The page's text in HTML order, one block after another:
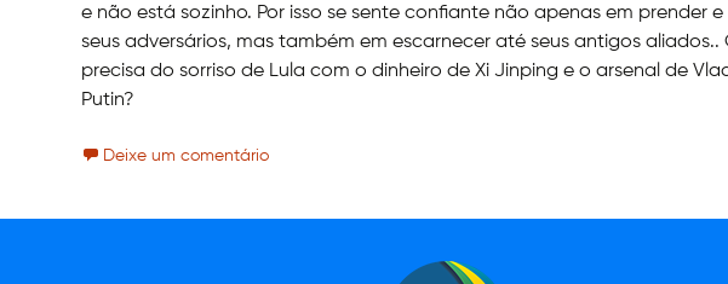
e não está sozinho. Por isso se sente confiante não apenas em prender e
seus adversários, mas também em escarnecer até seus antigos aliados..
precisa do sorriso de Lula com o dinheiro de Xi Jinping e o arsenal de
Putin?
Deixe um comentário